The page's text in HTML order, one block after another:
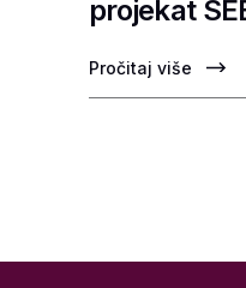
projekat
Pročitaj više